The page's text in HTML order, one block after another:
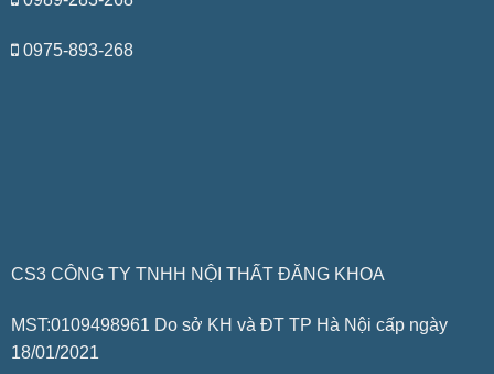
0975-893-268
CS3 CÔNG TY TNHH NỘI THẤT ĐĂNG KHOA
MST:0109498961 Do sở KH và ĐT TP Hà Nội cấp ngày
18/01/2021